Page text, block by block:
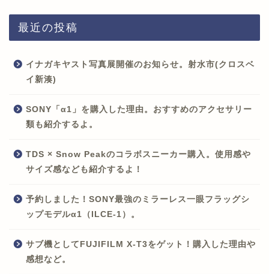
最近の投稿
イナガキヤスト写真展開催のお知らせ。射水市(クロスベ
イ新湊)
SONY「α1」を購入した理由。おすすめのアクセサリー
類も紹介するよ。
TDS × Snow Peakのコラボスニーカー購入。使用感や
サイズ感なども紹介するよ！
予約しました！SONY最強のミラーレス一眼フラッグシ
ップモデルα1（ILCE-1）。
サブ機としてFUJIFILM X-T3をゲット！購入した理由や
感想など。